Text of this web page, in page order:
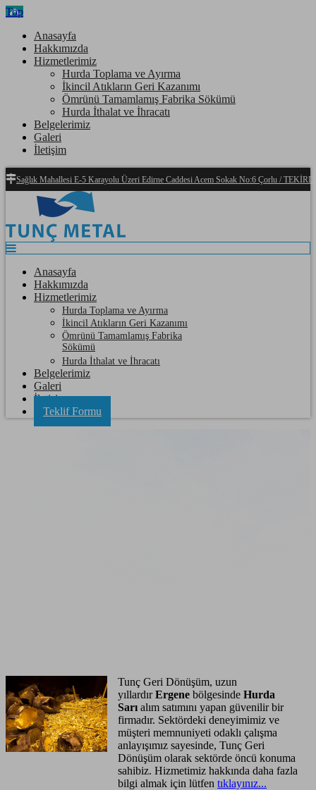
Top
Anasayfa
Hakkımızda
Hizmetlerimiz
Hurda Toplama ve Ayırma
İkincil Atıkların Geri Kazanımı
Ömrünü Tamamlamış Fabrika Sökümü
Hurda İthalat ve İhracatı
Belgelerimiz
Galeri
İletişim
Sağlık Mahallesi E-5 Karayolu Üzeri Edirne Caddesi Acem Sokak No:6 Çorlu /
Anasayfa
Hakkımızda
Hizmetlerimiz
Hurda Toplama ve Ayırma
İkincil Atıkların Geri Kazanımı
Ömrünü Tamamlamış Fabrika
Sökümü
Hurda İthalat ve İhracatı
Belgelerimiz
Galeri
İletişim
Teklif Formu
Tunç Geri Dönüşüm, uzun
yıllardırErgene bölgesindeHurda
Sarıalım satımını yapan güvenilir bir
firmadır. Sektördeki deneyimimiz ve
müşteri memnuniyeti odaklı çalışma
anlayışımız sayesinde, Tunç Geri
Dönüşüm olarak sektörde öncü konuma
sahibiz. Hizmetimiz hakkında daha fazla
bilgi almak için lütfentıklayınız...